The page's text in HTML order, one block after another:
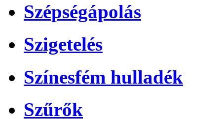
Szépségápolás
Szigetelés
Színesfém hulladék
Szűrők